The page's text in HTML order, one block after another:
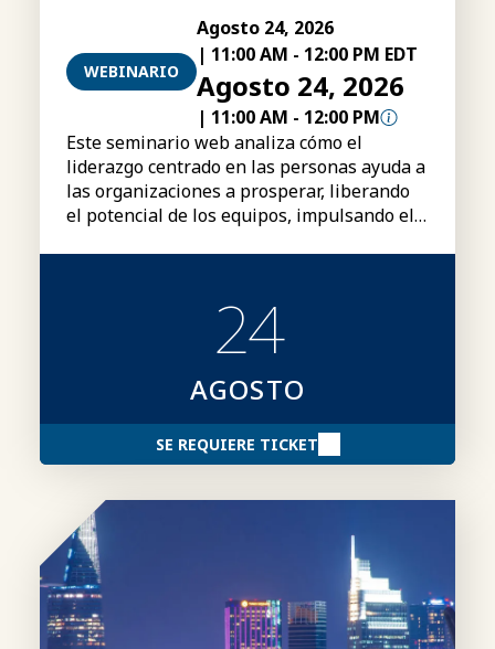
WEBINARIO
Agosto 24, 2026
| 11:00 AM - 12:00 PM EDT
Agosto 24, 2026
| 11:00 AM - 12:00 PM
Este seminario web analiza cómo el
liderazgo centrado en las personas ayuda a
las organizaciones a prosperar, liberando
el potencial de los equipos, impulsando el
24
AGOSTO
SE REQUIERE TICKET